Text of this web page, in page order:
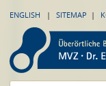
ENGLISH SITEMAP